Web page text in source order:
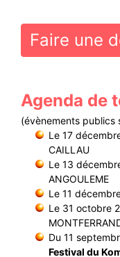
Faire une
Agenda de
(évènements publics
Le 17
CAILLAU
Le 13
ANGOULEME
Le 11
Le 31 octobre
Du 11
Festival du